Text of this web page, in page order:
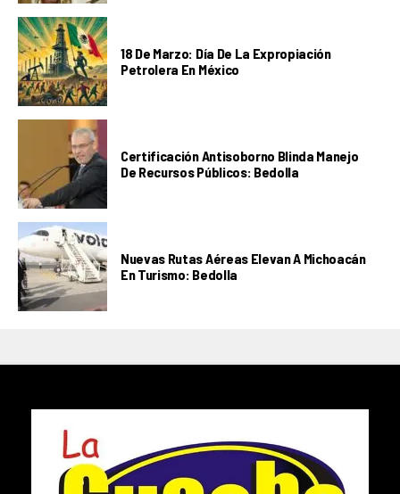
18 De Marzo: Día De La Expropiación
Petrolera En México
Certificación Antisoborno Blinda Manejo
De Recursos Públicos: Bedolla
Nuevas Rutas Aéreas Elevan A Michoacán
En Turismo: Bedolla